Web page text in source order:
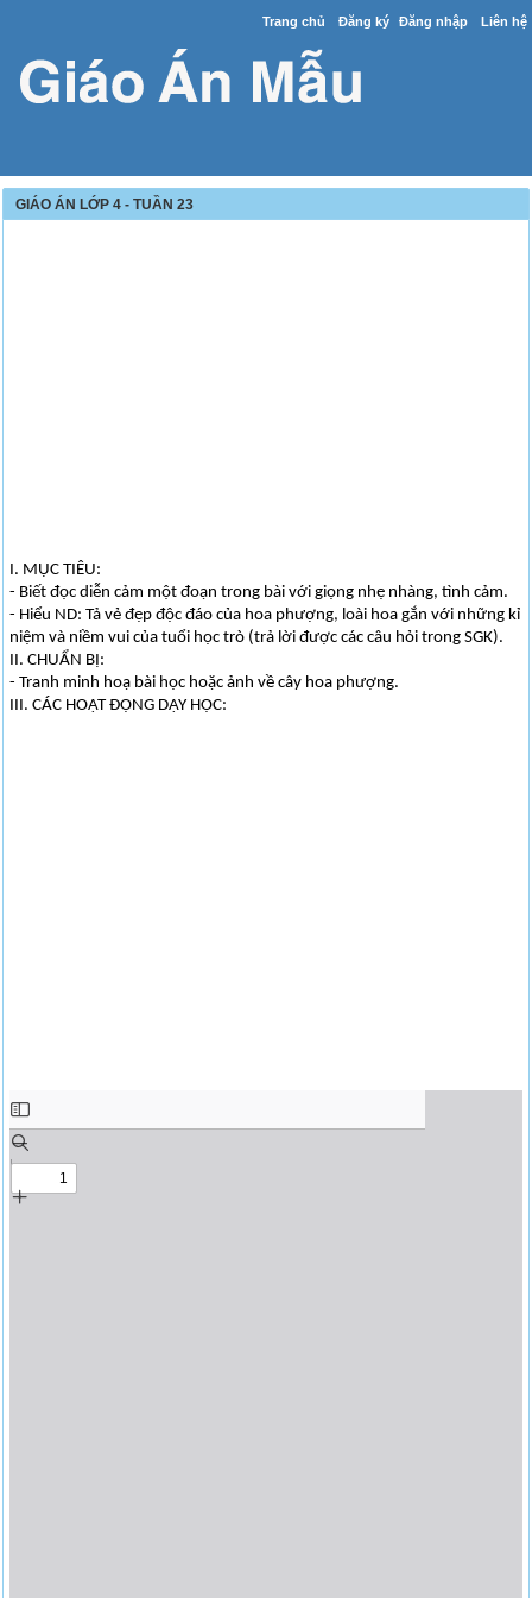
Trang chủ Đăng ký Đăng nhập Liên hệ
GIÁO ÁN LỚP 4 - TUẦN 23
I. MỤC TIÊU:
- Biết đọc diễn cảm một đoạn trong bài với giọng nhẹ nhàng, tình cảm.
- Hiểu ND: Tả vẻ đẹp độc đáo của hoa phượng, loài hoa gắn với những kỉ
niệm và niềm vui của tuổi học trò (trả lời được các câu hỏi trong SGK).
II. CHUẨN BỊ:
- Tranh minh hoạ bài học hoặc ảnh về cây hoa phượng.
III. CÁC HOẠT ĐỘNG DẠY HỌC: